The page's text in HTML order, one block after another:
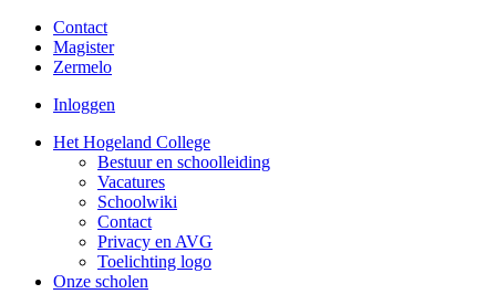
Contact
Magister
Zermelo
Inloggen
Het Hogeland College
Bestuur en schoolleiding
Vacatures
Schoolwiki
Contact
Privacy en AVG
Toelichting logo
Onze scholen